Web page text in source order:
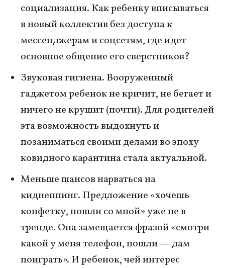
социализация. Как ребенку вписываться
в новый коллектив без доступа к
мессенджерам и соцсетям, где идет
основное общение его сверстников?
Звуковая гигиена. Вооруженный
гаджетом ребенок не кричит, не бегает и
ничего не крушит (почти). Для родителей
эта возможность выдохнуть и
позаниматься своими делами во эпоху
ковидного карантина стала актуальной.
Меньше шансов нарваться на
киднеппинг. Предложение «хочешь
конфетку, пошли со мной» уже не в
тренде. Она замещается фразой «смотри
какой у меня телефон, пошли — дам
поиграть». И ребенок, чей интерес